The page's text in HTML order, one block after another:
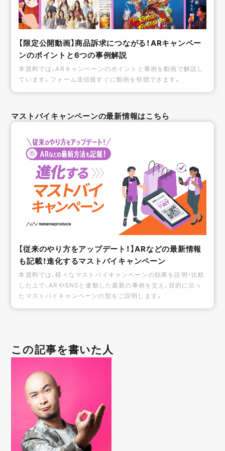
【限定公開動画】商品訴求につながる！ARキャンペー
ンのポイントと6つの事例解説
本資料では、ARキャンペーンのポイントと事例を動画で解説し
ています。フォーム送信後すぐに動画を視聴できます。
マストバイキャンペーンの最新情報はこちら
【従来のやり方をアップデート！】ARなどの最新情報
も記載！進化するマストバイキャンペーン
本資料では、様々なマストバイキャンペーンの効果を説明・比較
した上で、ARやSNSと連動した最新の事例を交え、目的に沿っ
たマストバイキャンペーンの型をご説明します。
この記事を書いた人